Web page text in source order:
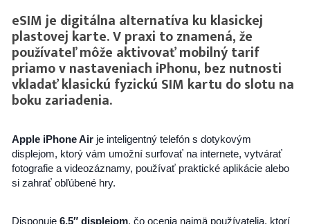
157 na sklade
16,90 €
eSIM je digitálna alternatíva ku klasickej
plastovej karte. V praxi to znamená, že
používateľ môže aktivovať mobilný tarif
priamo v nastaveniach iPhonu, bez nutnosti
vkladať klasickú fyzickú SIM kartu do slotu na
boku zariadenia.
Apple iPhone Airje inteligentný telefón s dotykovým
displejom, ktorý vám umožní surfovať na internete, vytvárať
fotografie a videozáznamy, používať praktické aplikácie alebo
si zahrať obľúbené hry.
Disponuje 6,5″ displejom, čo ocenia najmä používatelia, ktorí